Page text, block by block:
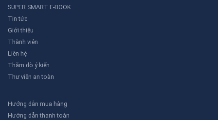
SUPER SMART E-BOOK
Tin tức
Giới thiệu
Thành viên
Liên hệ
Thăm dò ý kiến
Thư viên an toàn
Hướng dẫn mua hàng
Hướng dẫn thanh toán